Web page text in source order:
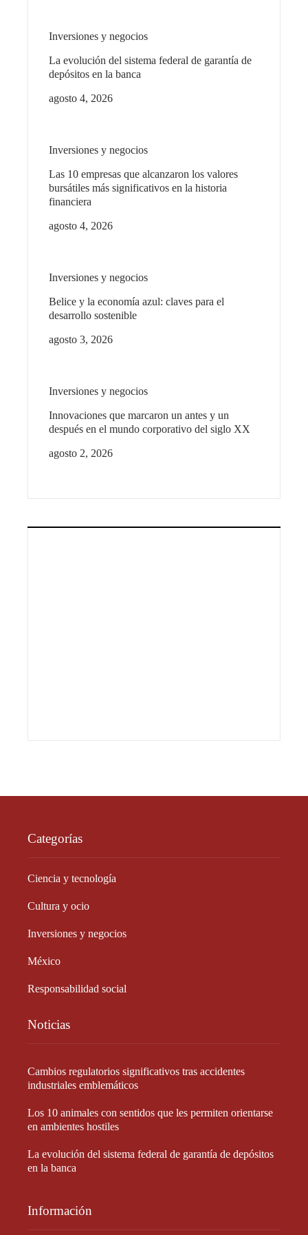
Inversiones y negocios
La evolución del sistema federal de garantía de
depósitos en la banca
agosto 4, 2026
Inversiones y negocios
Las 10 empresas que alcanzaron los valores
bursátiles más significativos en la historia
financiera
agosto 4, 2026
Inversiones y negocios
Belice y la economía azul: claves para el
desarrollo sostenible
agosto 3, 2026
Inversiones y negocios
Innovaciones que marcaron un antes y un
después en el mundo corporativo del siglo XX
agosto 2, 2026
Categorías
Ciencia y tecnología
Cultura y ocio
Inversiones y negocios
México
Responsabilidad social
Noticias
Cambios regulatorios significativos tras accidentes
industriales emblemáticos
Los 10 animales con sentidos que les permiten orientarse
en ambientes hostiles
La evolución del sistema federal de garantía de depósitos
en la banca
Información